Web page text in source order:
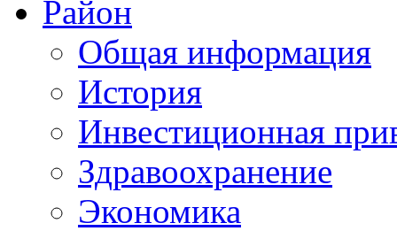
Район
Общая информация
История
Инвестиционная
Здравоохранение
Экономика